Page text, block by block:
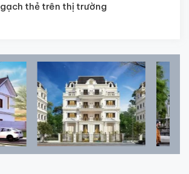
gạch thẻ trên thị trường